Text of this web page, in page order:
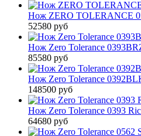
Нож ZERO TOLERANCE
52580 руб
Нож Zero Tolerance
85580 руб
Нож Zero Tolerance
148500 руб
Нож Zero Tolerance 0393
64680 руб